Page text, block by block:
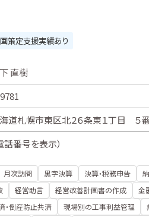
策定支援実績あり
直樹
道札幌市東区北２６条東１丁目 ５
話番号を表示）
月次訪問 黒字決算 決算・税務申告
経営助言 経営改善計画書の作成
金
・倒産防止共済 現場別の工事利益管理